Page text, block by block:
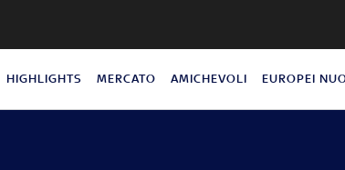
HIGHLIGHTS MERCATO AMICHEVOLI EUROPEI